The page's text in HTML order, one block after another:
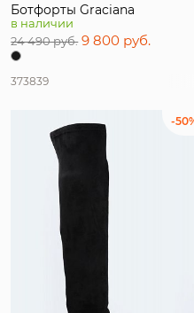
Ботфорты Graciana
в наличии
24 490 руб. 9 800 руб.
373839
-